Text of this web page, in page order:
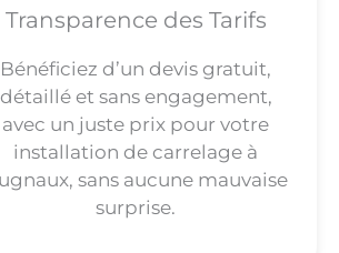
Transparence des Tarifs
Bénéficiez d’un devis gratuit,
détaillé et sans engagement,
avec un juste prix pour votre
installation de carrelage à
sans aucune mauvaise
surprise.